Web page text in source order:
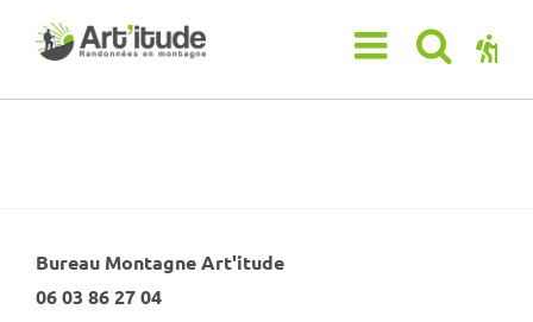
Bureau Montagne Art'itude
06 03 86 27 04